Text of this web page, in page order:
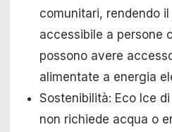
comunitari, rendendo
accessibile a persone
possono avere
alimentate a energia
Sostenibilità: Eco Ice
non richiede acqua o